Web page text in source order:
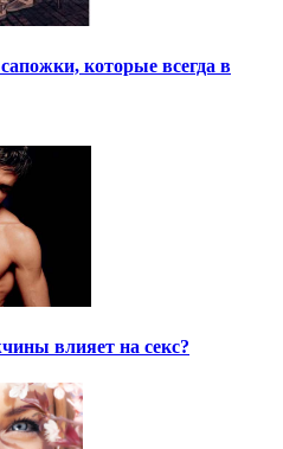
которые всегда в
влияет на секс?